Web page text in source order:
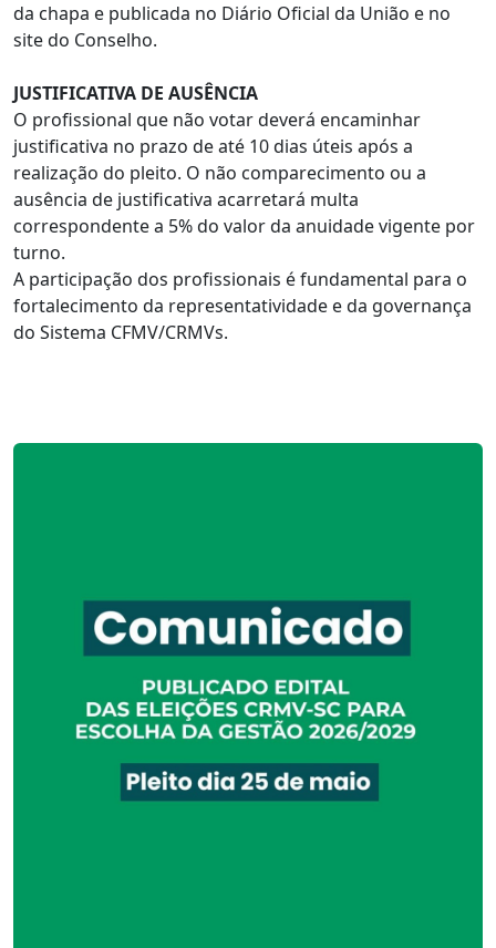
da chapa e publicada no Diário Oficial da União e no
site do Conselho.
JUSTIFICATIVA DE AUSÊNCIA
O profissional que não votar deverá encaminhar
justificativa no prazo de até 10 dias úteis após a
realização do pleito. O não comparecimento ou a
ausência de justificativa acarretará multa
correspondente a 5% do valor da anuidade vigente por
turno.
A participação dos profissionais é fundamental para o
fortalecimento da representatividade e da governança
do Sistema CFMV/CRMVs.